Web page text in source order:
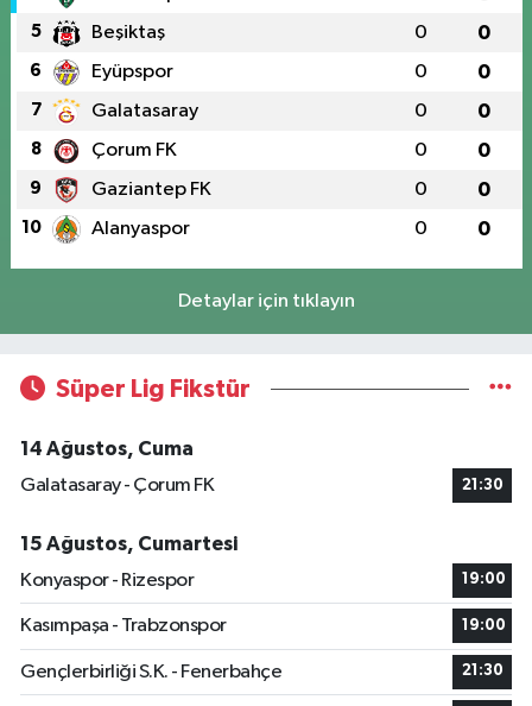
5 Beşiktaş 0 0
6 Eyüpspor 0 0
7 Galatasaray 0 0
8 Çorum FK 0 0
9 Gaziantep FK 0 0
10 Alanyaspor 0 0
Detaylar için tıklayın
Süper Lig Fikstür
14 Ağustos, Cuma
Galatasaray - Çorum FK
21:30
15 Ağustos, Cumartesi
Konyaspor - Rizespor
19:00
Kasımpaşa - Trabzonspor 19:00
Gençlerbirliği S.K. - Fenerbahçe 21:30